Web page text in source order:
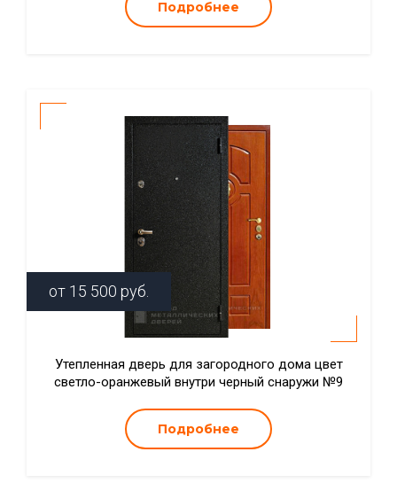
Подробнее
от 15 500 руб.
Утепленная дверь для загородного дома цвет
светло-оранжевый внутри черный снаружи №9
Подробнее